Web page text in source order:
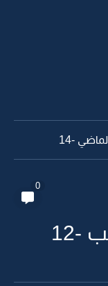
-13
0
-12